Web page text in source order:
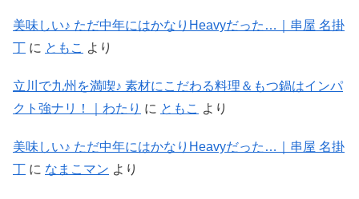
美味しい♪ ただ中年にはかなりHeavyだった…｜串屋 名掛
丁 に ともこ より
立川で九州を満喫♪ 素材にこだわる料理＆もつ鍋はインパ
クト強ナリ！｜わたり に ともこ より
美味しい♪ ただ中年にはかなりHeavyだった…｜串屋 名掛
丁 に なまこマン より